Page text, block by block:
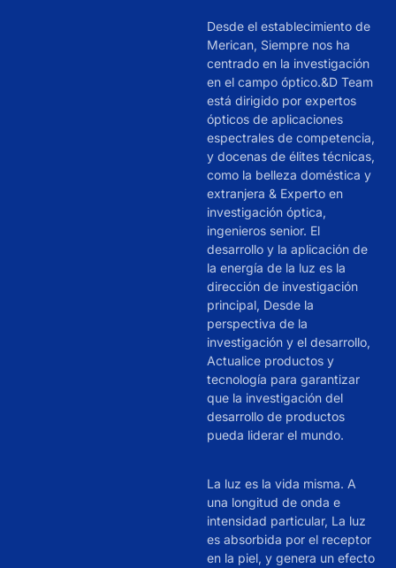
Desde el establecimiento de
Merican, Siempre nos ha
centrado en la investigación
en el campo óptico.&D Team
está dirigido por expertos
ópticos de aplicaciones
espectrales de competencia,
y docenas de élites técnicas,
como la belleza doméstica y
extranjera & Experto en
investigación óptica,
ingenieros senior. El
desarrollo y la aplicación de
la energía de la luz es la
dirección de investigación
principal, Desde la
perspectiva de la
investigación y el desarrollo,
Actualice productos y
tecnología para garantizar
que la investigación del
desarrollo de productos
pueda liderar el mundo.
La luz es la vida misma. A
una longitud de onda e
intensidad particular, La luz
es absorbida por el receptor
en la piel, y genera un efecto